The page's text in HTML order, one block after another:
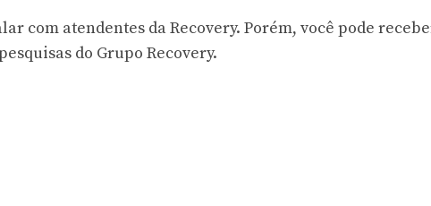
com atendentes da Recovery. Porém, você pode
do Grupo Recovery.